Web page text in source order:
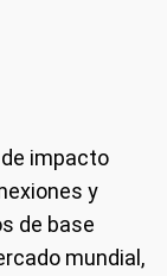
impacto
y
de base
mundial,